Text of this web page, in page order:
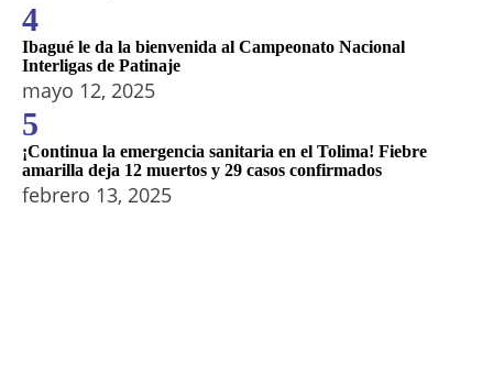
4
Ibagué le da la bienvenida al Campeonato Nacional
Interligas de Patinaje
mayo 12, 2025
5
¡Continua la emergencia sanitaria en el Tolima! Fiebre
amarilla deja 12 muertos y 29 casos confirmados
febrero 13, 2025